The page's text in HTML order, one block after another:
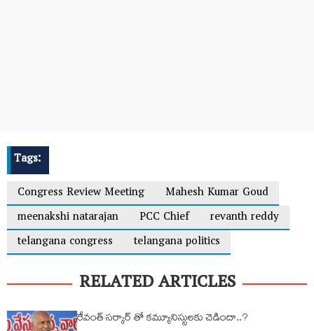
Tags:
Congress Review Meeting
Mahesh Kumar Goud
meenakshi natarajan
PCC Chief
revanth reddy
telangana congress
telangana politics
RELATED ARTICLES
రేవంత్ సర్కార్ తో కమ్యూనిస్టులకు చెడిందా..?